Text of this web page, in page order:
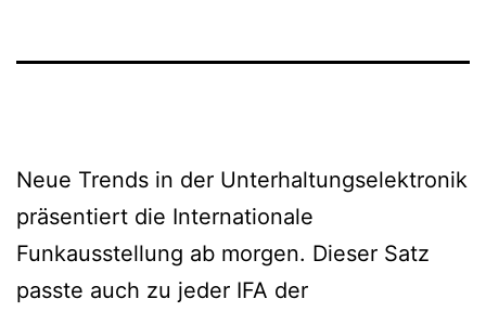
Neue Trends in der Unterhaltungselektronik
präsentiert die Internationale
Funkausstellung ab morgen. Dieser Satz
passte auch zu jeder IFA der